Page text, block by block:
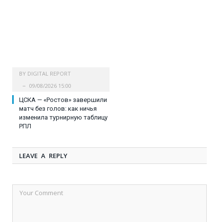
BY DIGITAL REPORT
09/08/2026 15:00
ЦСКА — «Ростов» завершили
матч без голов: как ничья
изменила турнирную таблицу
РПЛ
LEAVE A REPLY